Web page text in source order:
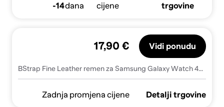
-14dana
cijene
trgovine
BStrap Fine Leather remen za Samsung Galaxy Watch 42mm, blue (SSG022C0302)
17,90 € Vidi ponudu
Zadnja promjena cijene Detalji trgovine